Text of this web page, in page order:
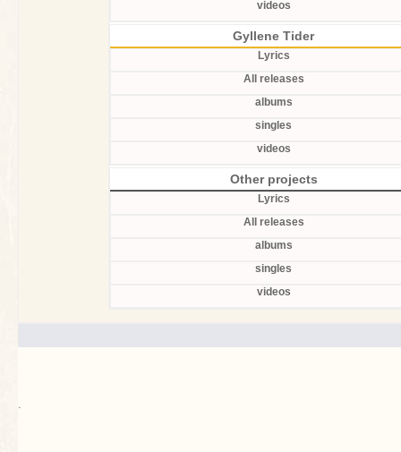
videos
Gyllene Tider
Lyrics
All releases
albums
singles
videos
Other projects
Lyrics
All releases
albums
singles
videos
.